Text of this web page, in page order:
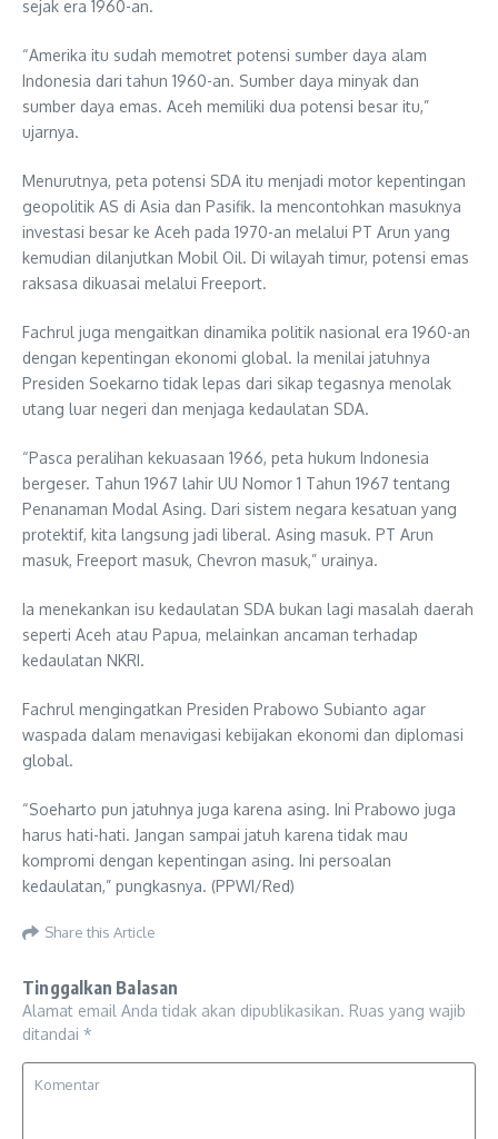
sejak era 1960-an.
“Amerika itu sudah memotret potensi sumber daya alam
Indonesia dari tahun 1960-an. Sumber daya minyak dan
sumber daya emas. Aceh memiliki dua potensi besar itu,”
ujarnya.
Menurutnya, peta potensi SDA itu menjadi motor kepentingan
geopolitik AS di Asia dan Pasifik. Ia mencontohkan masuknya
investasi besar ke Aceh pada 1970-an melalui PT Arun yang
kemudian dilanjutkan Mobil Oil. Di wilayah timur, potensi emas
raksasa dikuasai melalui Freeport.
Fachrul juga mengaitkan dinamika politik nasional era 1960-an
dengan kepentingan ekonomi global. Ia menilai jatuhnya
Presiden Soekarno tidak lepas dari sikap tegasnya menolak
utang luar negeri dan menjaga kedaulatan SDA.
“Pasca peralihan kekuasaan 1966, peta hukum Indonesia
bergeser. Tahun 1967 lahir UU Nomor 1 Tahun 1967 tentang
Penanaman Modal Asing. Dari sistem negara kesatuan yang
protektif, kita langsung jadi liberal. Asing masuk. PT Arun
masuk, Freeport masuk, Chevron masuk,” urainya.
Ia menekankan isu kedaulatan SDA bukan lagi masalah daerah
seperti Aceh atau Papua, melainkan ancaman terhadap
kedaulatan NKRI.
Fachrul mengingatkan Presiden Prabowo Subianto agar
waspada dalam menavigasi kebijakan ekonomi dan diplomasi
global.
“Soeharto pun jatuhnya juga karena asing. Ini Prabowo juga
harus hati-hati. Jangan sampai jatuh karena tidak mau
kompromi dengan kepentingan asing. Ini persoalan
kedaulatan,” pungkasnya. (PPWI/Red)
Share this Article
Tinggalkan Balasan
Alamat email Anda tidak akan dipublikasikan. Ruas yang wajib
ditandai *